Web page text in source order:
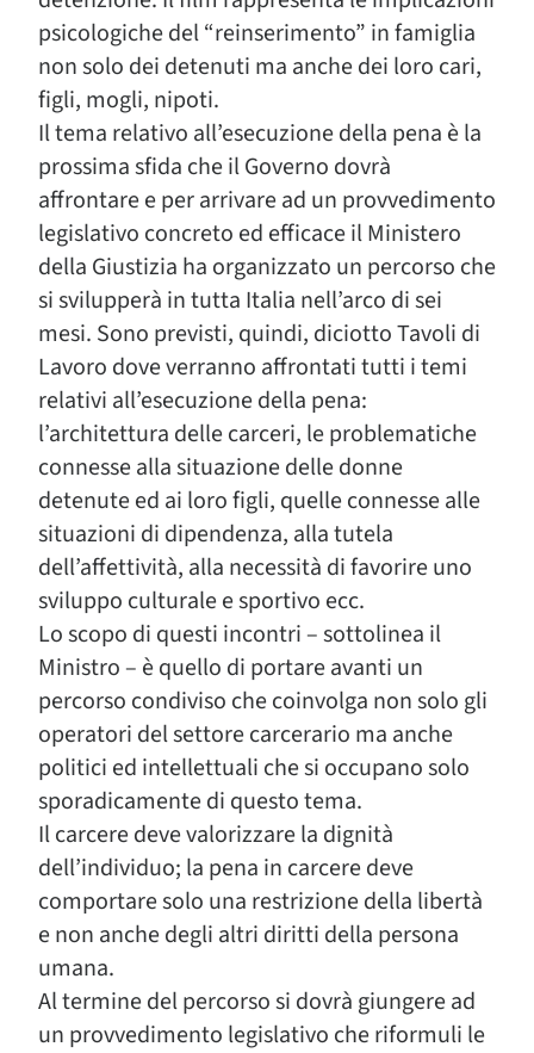
psicologiche del “reinserimento” in famiglia
non solo dei detenuti ma anche dei loro cari,
figli, mogli, nipoti.
Il tema relativo all’esecuzione della pena è la
prossima sfida che il Governo dovrà
affrontare e per arrivare ad un provvedimento
legislativo concreto ed efficace il Ministero
della Giustizia ha organizzato un percorso che
si svilupperà in tutta Italia nell’arco di sei
mesi. Sono previsti, quindi, diciotto Tavoli di
Lavoro dove verranno affrontati tutti i temi
relativi all’esecuzione della pena:
l’architettura delle carceri, le problematiche
connesse alla situazione delle donne
detenute ed ai loro figli, quelle connesse alle
situazioni di dipendenza, alla tutela
dell’affettività, alla necessità di favorire uno
sviluppo culturale e sportivo ecc.
Lo scopo di questi incontri – sottolinea il
Ministro – è quello di portare avanti un
percorso condiviso che coinvolga non solo gli
operatori del settore carcerario ma anche
politici ed intellettuali che si occupano solo
sporadicamente di questo tema.
Il carcere deve valorizzare la dignità
dell’individuo; la pena in carcere deve
comportare solo una restrizione della libertà
e non anche degli altri diritti della persona
umana.
Al termine del percorso si dovrà giungere ad
un provvedimento legislativo che riformuli le